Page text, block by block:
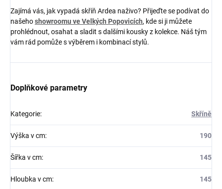
Zajímá vás, jak vypadá skříň Ardea naživo? Přijeďte se podívat do
našehoshowroomu ve Velkých Popovicích, kde si ji můžete
prohlédnout, osahat a sladit s dalšími kousky z kolekce. Náš tým
vám rád pomůže s výběrem i kombinací stylů.
Doplňkové parametry
Kategorie: Skříně
Výška v cm: 190
Šířka v cm: 145
Hloubka v cm: 145